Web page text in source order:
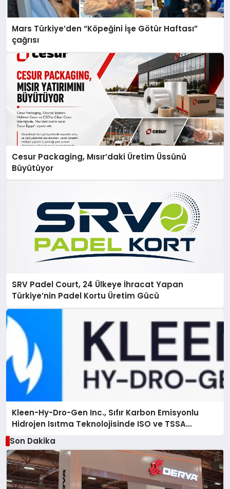
Mars Türkiye’den “Köpeğini İşe Götür Haftası”
çağrısı
Cesur Packaging, Mısır’daki Üretim Üssünü
Büyütüyor
SRV Padel Court, 24 Ülkeye İhracat Yapan
Türkiye’nin Padel Kortu Üretim Gücü
Kleen-Hy-Dro-Gen Inc., Sıfır Karbon Emisyonlu
Hidrojen Isıtma Teknolojisinde ISO ve TSSA
Düzenleyici Onaylarını Aldı
Son Dakika